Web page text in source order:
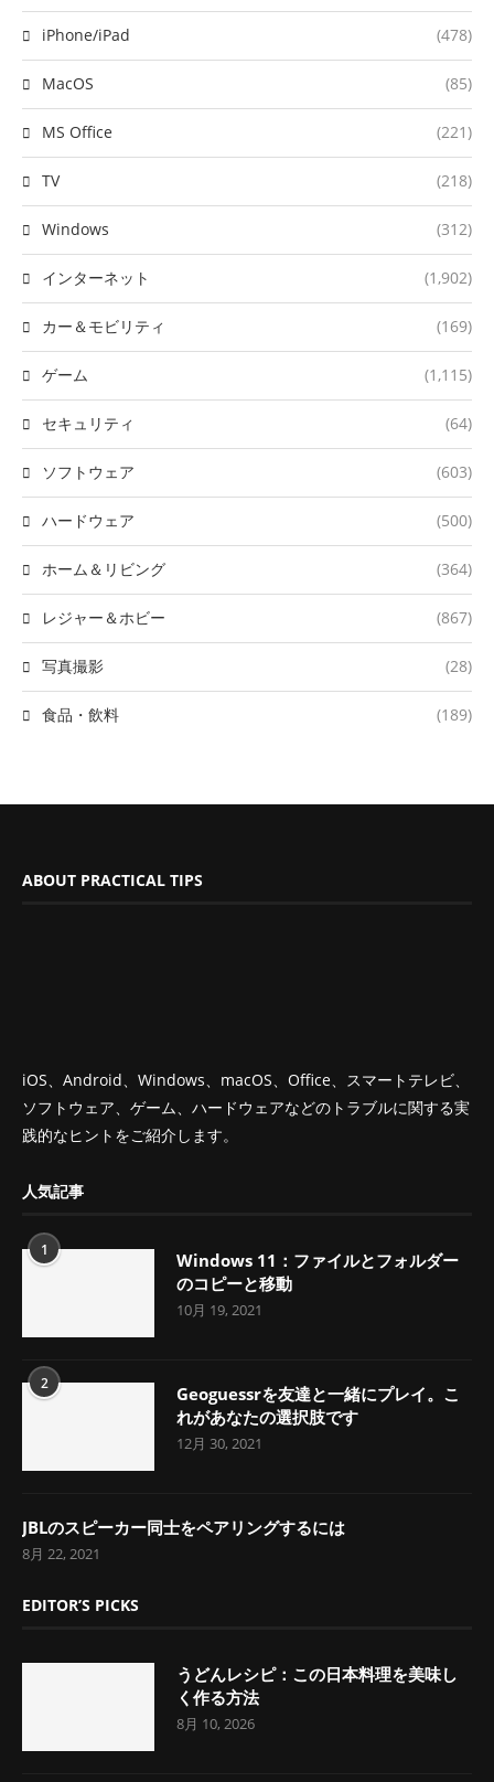
iPhone/iPad (478)
MacOS (85)
MS Office (221)
TV (218)
Windows (312)
インターネット (1,902)
カー＆モビリティ (169)
ゲーム (1,115)
セキュリティ (64)
ソフトウェア (603)
ハードウェア (500)
ホーム＆リビング (364)
レジャー＆ホビー (867)
写真撮影 (28)
食品・飲料 (189)
ABOUT PRACTICAL TIPS
iOS、Android、Windows、macOS、Office、スマートテレビ、
ソフトウェア、ゲーム、ハードウェアなどのトラブルに関する実
践的なヒントをご紹介します。
人気記事
1
Windows 11：ファイルとフォルダー
のコピーと移動
10月 19, 2021
2
Geoguessrを友達と一緒にプレイ。こ
れがあなたの選択肢です
12月 30, 2021
JBLのスピーカー同士をペアリングするには
8月 22, 2021
EDITOR’S PICKS
うどんレシピ：この日本料理を美味し
く作る方法
8月 10, 2026